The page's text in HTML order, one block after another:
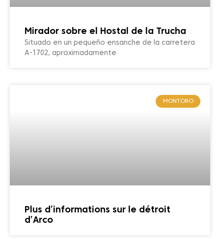
Mirador sobre el Hostal de la Trucha
Situado en un pequeño ensanche de la carretera
A-1702, aproximadamente
MONTORO
Plus d’informations sur le détroit
d’Arco